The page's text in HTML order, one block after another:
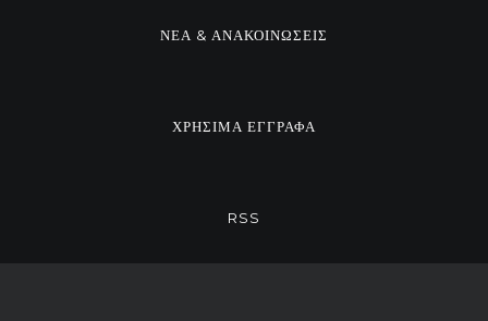
ΝΕΑ & ΑΝΑΚΟΙΝΩΣΕΙΣ
ΧΡΗΣΙΜΑ ΕΓΓΡΑΦΑ
RSS